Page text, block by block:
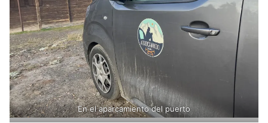
En el aparcamiento del puerto